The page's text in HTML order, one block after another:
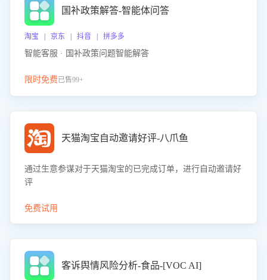
国补政策解答-智能体问答
淘宝 | 京东 | 抖音 | 拼多多
智能客服 · 国补政策问题智能解答
限时免费已售99+
天猫淘宝自动邀请好评-八爪鱼
通过生意参谋对于天猫淘宝的已完成订单，进行自动邀请好
评
免费试用
客诉舆情风险分析-食品-[VOC AI]